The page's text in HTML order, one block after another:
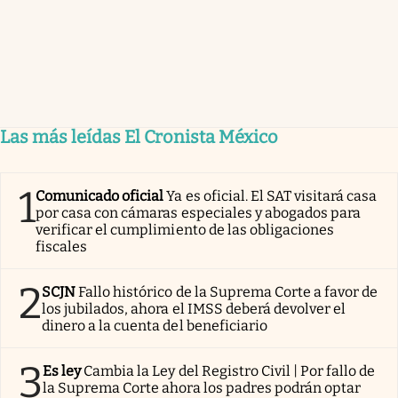
Las más leídas El Cronista México
1Comunicado oficialYa es oficial. El SAT visitará casa
por casa con cámaras especiales y abogados para
verificar el cumplimiento de las obligaciones
fiscales
2SCJNFallo histórico de la Suprema Corte a favor de
los jubilados, ahora el IMSS deberá devolver el
dinero a la cuenta del beneficiario
3Es ley Cambia la Ley del Registro Civil | Por fallo de
la Suprema Corte ahora los padres podrán optar